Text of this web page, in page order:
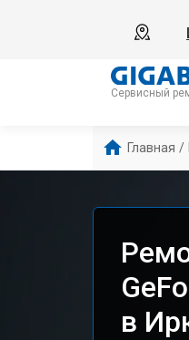
Сервисный
Главная /
в